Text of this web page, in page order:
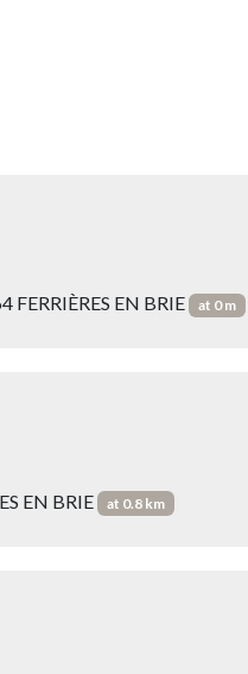
FERRIÈRES EN BRIE at 0 m
EN BRIE at 0.8 km